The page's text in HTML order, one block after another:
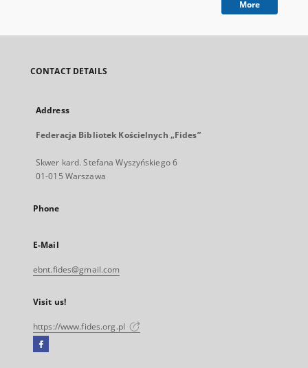
More
CONTACT DETAILS
Address
Federacja Bibliotek Kościelnych „Fides”
Skwer kard. Stefana Wyszyńskiego 6
01-015 Warszawa
Phone
E-Mail
ebnt.fides@gmail.com
Visit us!
https://www.fides.org.pl
Facebook